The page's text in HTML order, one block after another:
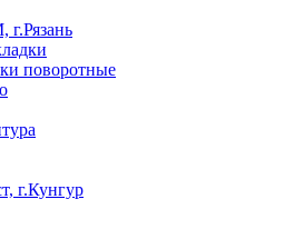
поворотные
г.Кунгур